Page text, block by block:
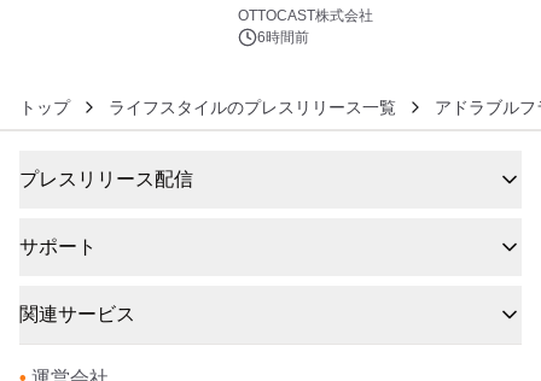
OTTOCAST株式会社
6時間前
トップ ライフスタイルのプレスリリース一覧 アドラブル
プレスリリース配信
サポート
関連サービス